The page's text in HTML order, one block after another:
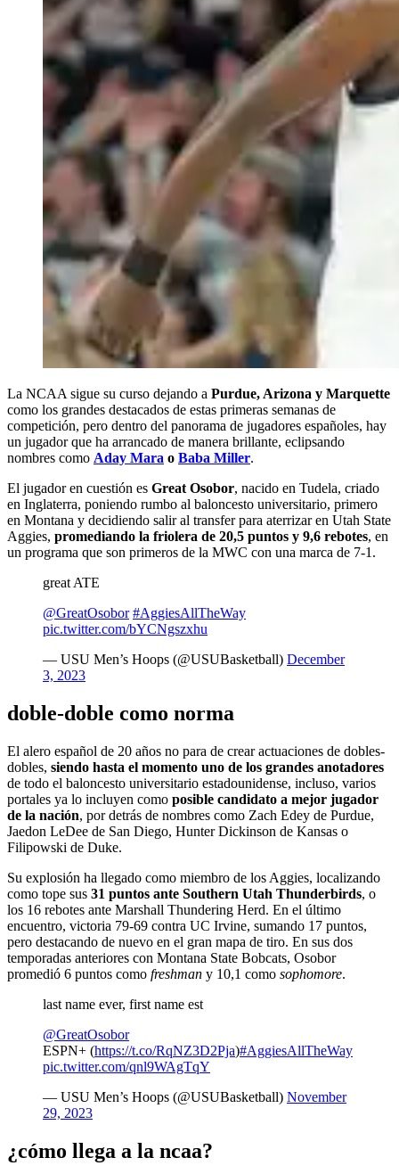
La NCAA sigue su curso dejando a Purdue, Arizona y Marquette
como los grandes destacados de estas primeras semanas de
competición, pero dentro del panorama de jugadores españoles, hay
un jugador que ha arrancado de manera brillante, eclipsando
nombres como Aday Mara o Baba Miller.
El jugador en cuestión es Great Osobor, nacido en Tudela, criado
en Inglaterra, poniendo rumbo al baloncesto universitario, primero
en Montana y decidiendo salir al transfer para aterrizar en Utah State
Aggies, promediando la friolera de 20,5 puntos y 9,6 rebotes, en
un programa que son primeros de la MWC con una marca de 7-1.
great ATE
@GreatOsobor #AggiesAllTheWay
pic.twitter.com/bYCNgszxhu
— USU Men’s Hoops (@USUBasketball) December
3, 2023
doble-doble como norma
El alero español de 20 años no para de crear actuaciones de dobles-
dobles, siendo hasta el momento uno de los grandes anotadores
de todo el baloncesto universitario estadounidense, incluso, varios
portales ya lo incluyen como posible candidato a mejor jugador
de la nación, por detrás de nombres como Zach Edey de Purdue,
Jaedon LeDee de San Diego, Hunter Dickinson de Kansas o
Filipowski de Duke.
Su explosión ha llegado como miembro de los Aggies, localizando
como tope sus 31 puntos ante Southern Utah Thunderbirds, o
los 16 rebotes ante Marshall Thundering Herd. En el último
encuentro, victoria 79-69 contra UC Irvine, sumando 17 puntos,
pero destacando de nuevo en el gran mapa de tiro. En sus dos
temporadas anteriores con Montana State Bobcats, Osobor
promedió 6 puntos como freshman y 10,1 como sophomore.
last name ever, first name est
@GreatOsobor
ESPN+ (https://t.co/RqNZ3D2Pja)#AggiesAllTheWay
pic.twitter.com/qnl9WAgTqY
— USU Men’s Hoops (@USUBasketball) November
29, 2023
¿cómo llega a la ncaa?